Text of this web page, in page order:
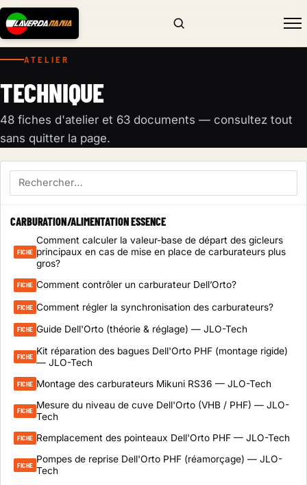
ATELIER
TECHNIQUE
48 fiches d'atelier et 63 documents — consultez tout
sans quitter la page.
CARBURATION/ALIMENTATION ESSENCE
FICHE
Comment calculer la valeur-base de départ des gicleurs
principaux en cas de mise en place de carburateurs plus
gros?
FICHE Comment contrôler un carburateur Dell’Orto?
FICHE Comment régler la synchronisation des carburateurs?
FICHE Guide Dell'Orto (théorie & réglage) — JLO-Tech
FICHE
Kit réparation des bagues Dell'Orto PHF (montage rigide)
— JLO-Tech
FICHE Montage des carburateurs Mikuni RS36 — JLO-Tech
FICHE
Mesure du niveau de cuve Dell'Orto (VHB / PHF) — JLO-
Tech
FICHE Remplacement des pointeaux Dell'Orto PHF — JLO-Tech
FICHE
Pompes de reprise Dell'Orto PHF (réamorçage) — JLO-
Tech